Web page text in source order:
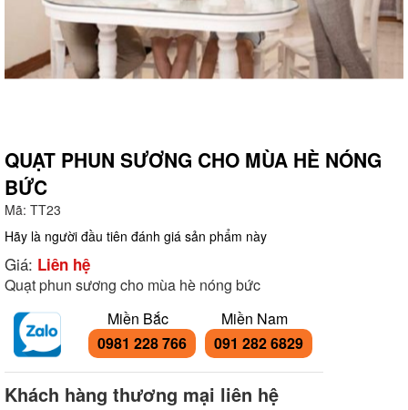
QUẠT PHUN SƯƠNG CHO MÙA HÈ NÓNG
BỨC
Mã: TT23
Hãy là người đầu tiên đánh giá sản phẩm này
Giá: Liên hệ
Quạt phun sương cho mùa hè nóng bức
Miền Bắc
0981 228 766
Miền Nam
091 282 6829
Khách hàng thương mại liên hệ